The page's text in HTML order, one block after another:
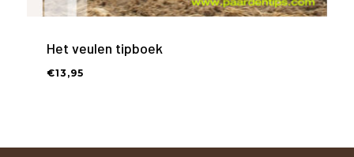
Het veulen tipboek
€13,95